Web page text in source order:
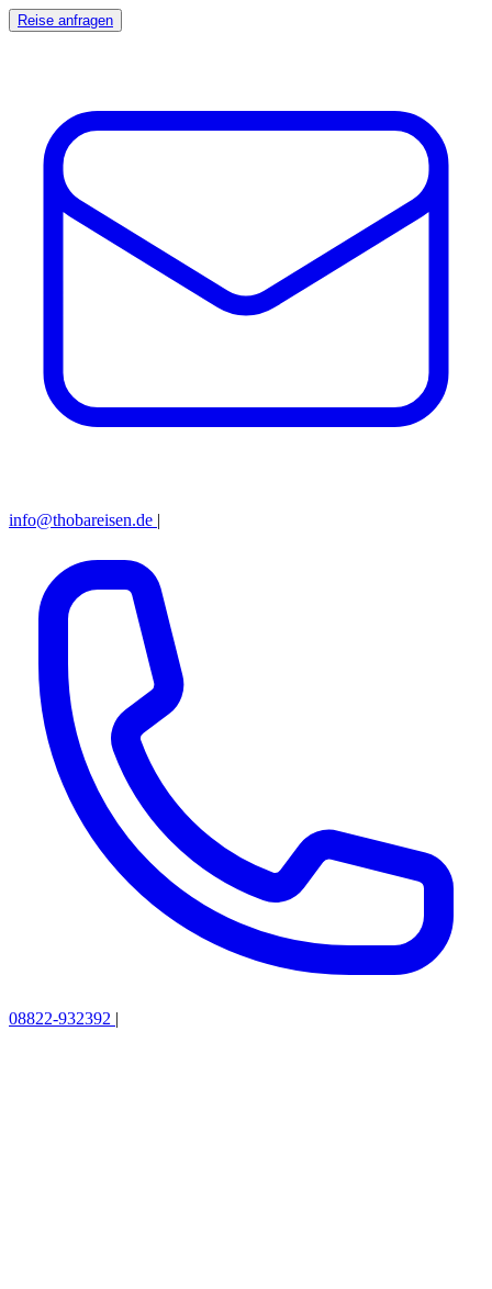
Reise anfragen
info@thobareisen.de |
08822-932392 |